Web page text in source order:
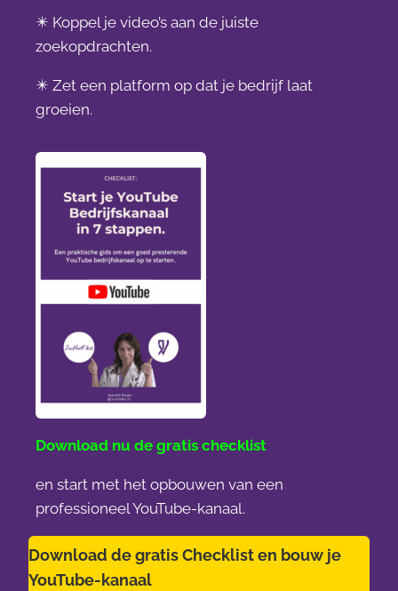
✴️ Koppel je video’s aan de juiste
zoekopdrachten.
✴️ Zet een platform op dat je bedrijf laat
groeien.
Download nu de gratis checklist
en start met het opbouwen van een
professioneel YouTube-kanaal.
Download de gratis Checklist en bouw je
YouTube-kanaal